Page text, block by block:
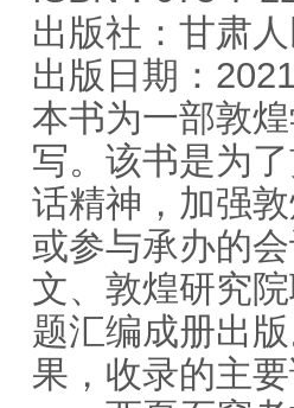
出版社：甘肃
出版日期：
本书为一部敦
写。该书是为
话精神，加强
或参与承办的
文、敦煌研究
题汇编成册出
果，收录的主